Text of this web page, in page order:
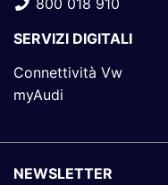
SERVIZI DIGITALI
Connettività Vw
myAudi
NEWSLETTER